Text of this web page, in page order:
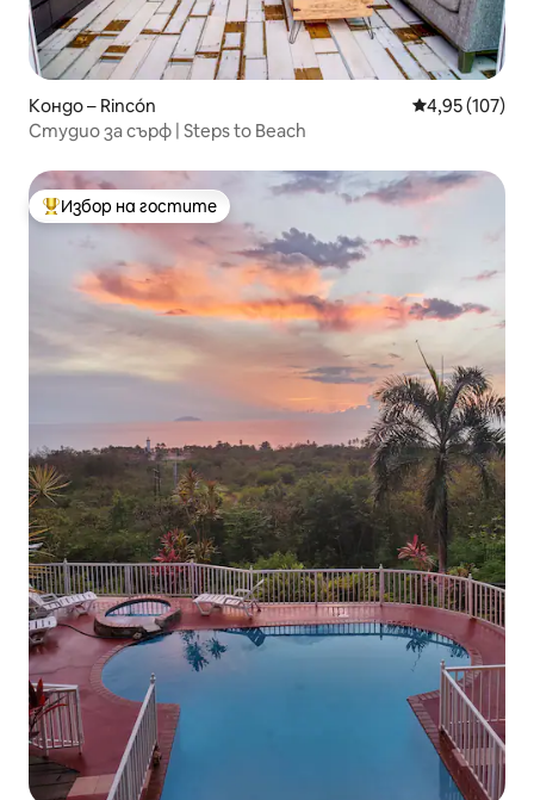
Кондо – Rincón Средна
4,95 (107)
Студио за сърф | Steps to Beach
Най-популярен избор на гостите
Избор на гостите